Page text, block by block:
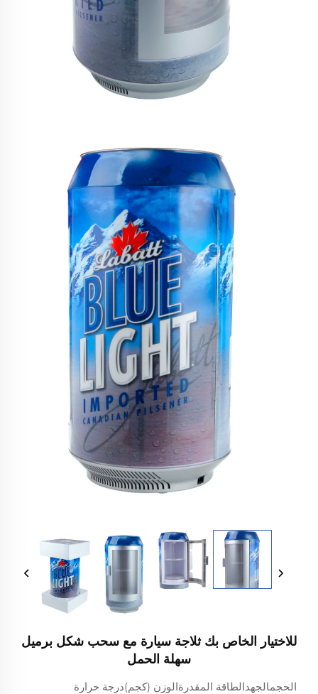
للاختيار الخاص بك ثلاجة سيارة مع سحب شكل برميل
سهلة الحمل
الحجمالجهدالطاقة المقدرةالوزن (كجم)درجة حرارة